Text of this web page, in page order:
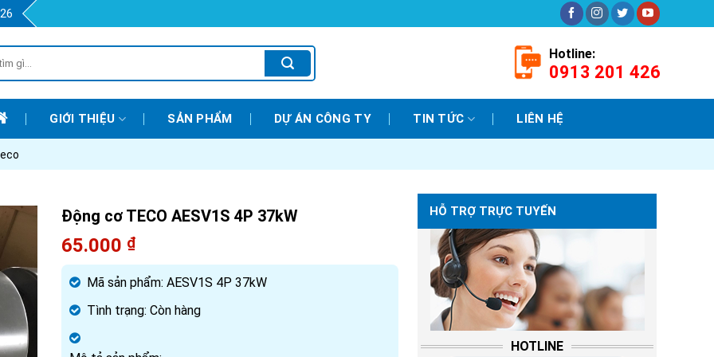
Hotline:
0913 201 426
GIỚI THIỆU SẢN PHẨM DỰ ÁN CÔNG TY TIN TỨC LIÊN HỆ
HỖ TRỢ TRỰC TUYẾN
HOTLINE
Động cơ TECO AESV1S 4P 37kW
65.000 ₫
Mã sản phẩm: AESV1S 4P 37kW
Tình trạng: Còn hàng